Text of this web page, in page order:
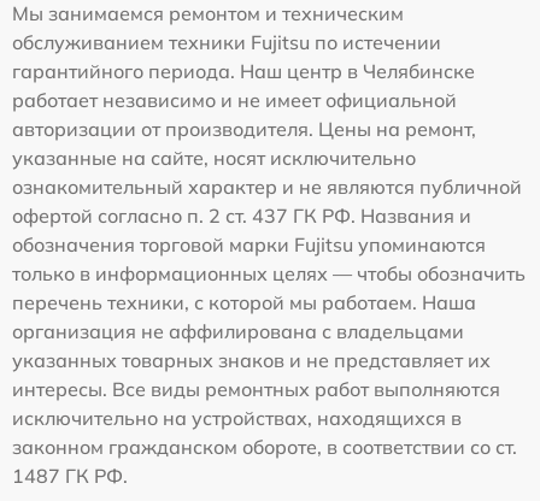
Мы занимаемся ремонтом и техническим
обслуживанием техники Fujitsu по истечении
гарантийного периода. Наш центр в Челябинске
работает независимо и не имеет официальной
авторизации от производителя. Цены на ремонт,
указанные на сайте, носят исключительно
ознакомительный характер и не являются публичной
офертой согласно п. 2 ст. 437 ГК РФ. Названия и
обозначения торговой марки Fujitsu упоминаются
только в информационных целях — чтобы обозначить
перечень техники, с которой мы работаем. Наша
организация не аффилирована с владельцами
указанных товарных знаков и не представляет их
интересы. Все виды ремонтных работ выполняются
исключительно на устройствах, находящихся в
законном гражданском обороте, в соответствии со ст.
1487 ГК РФ.